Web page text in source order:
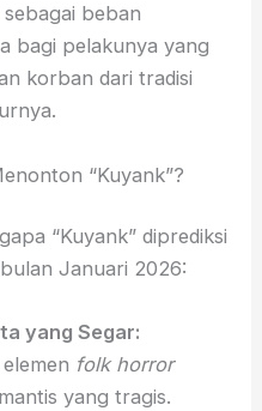
beban
bagi pelakunya yang
korban dari tradisi
“Kuyank”?
“Kuyank” diprediksi
Januari 2026:
yang Segar:
folk horror
yang tragis.